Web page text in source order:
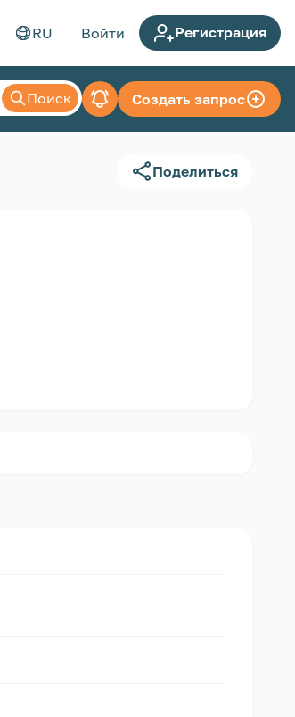
RU Войти Регистрация
Поиск Создать запрос
Поделиться